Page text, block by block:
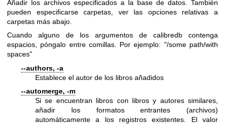
Añadir los archivos especificados a la base de datos. También
pueden especificarse carpetas, ver las opciones relativas a
carpetas más abajo.
Cuando alguno de los argumentos de calibredb contenga
espacios, póngalo entre comillas. Por ejemplo: "/some path/with
spaces"
--authors, -a
Establece el autor de los libros añadidos
--automerge, -m
Si se encuentran libros con libros y autores similares,
añadir los formatos entrantes (archivos)
automáticamente a los registros existentes. El valor